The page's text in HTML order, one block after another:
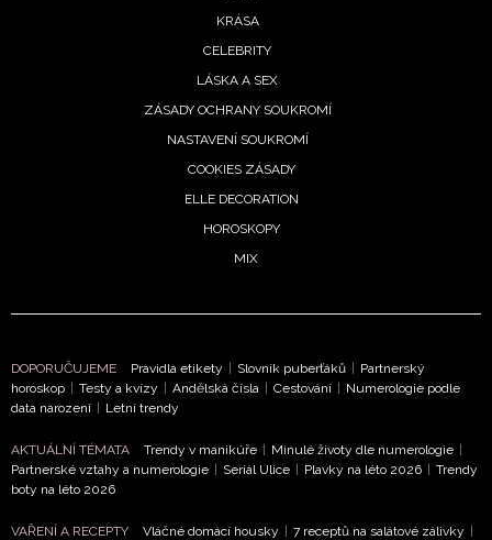
Přihlášením k newsletteru souhlasíte s
podmínkami společnosti BurdaMedia Extra s.r.o.
potvrzujete, že jste se seznámili seZásadami
- BurdaMedia Extra s.r.o. bude s
Chcete navíc dostávat i další zajímavé a exkluzivní
KRÁSA
CELEBRITY
LÁSKA A SEX
ZÁSADY OCHRANY SOUKROMÍ
NASTAVENÍ SOUKROMÍ
COOKIES ZÁSADY
ELLE DECORATION
HOROSKOPY
MIX
DOPORUČUJEME Pravidla etikety | Slovník puberťáků | Partnerský
horoskop | Testy a kvízy | Andělská čísla | Cestování | Numerologie podle
data narození | Letní trendy
AKTUÁLNÍ TÉMATA Trendy v manikúře | Minulé životy dle numerologie |
Partnerské vztahy a numerologie | Seriál Ulice | Plavky na léto 2026 | Trendy
boty na léto 2026
VAŘENÍ A RECEPTY Vláčné domácí housky | 7 receptů na salátové zálivky |